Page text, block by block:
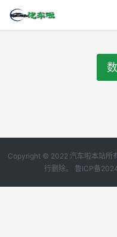
Copyright © 2022 汽车啦本站所
行删除。 鲁ICP备